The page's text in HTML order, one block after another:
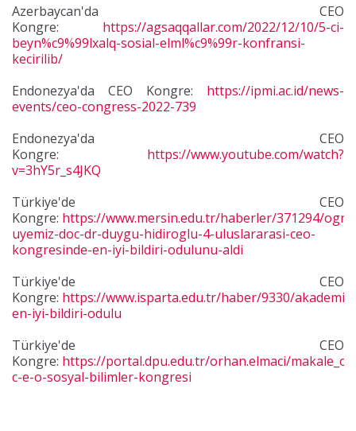
Azerbaycan'da CEO
Kongre: https://agsaqqallar.com/2022/12/10/5-ci-
beyn%c9%99lxalq-sosial-elml%c9%99r-konfransi-
kecirilib/
Endonezya'da CEO Kongre: https://ipmi.ac.id/news-
events/ceo-congress-2022-739
Endonezya'da CEO
Kongre: https://www.youtube.com/watch?
v=3hY5r_s4JKQ
Türkiye'de CEO
Kongre: https://www.mersin.edu.tr/haberler/371294/
uyemiz-doc-dr-duygu-hidiroglu-4-uluslararasi-ceo-
kongresinde-en-iyi-bildiri-odulunu-aldi
Türkiye'de CEO
Kongre: https://www.isparta.edu.tr/haber/9330/
en-iyi-bildiri-odulu
Türkiye'de CEO
Kongre: https://portal.dpu.edu.tr/orhan.elmaci/
c-e-o-sosyal-bilimler-kongresi